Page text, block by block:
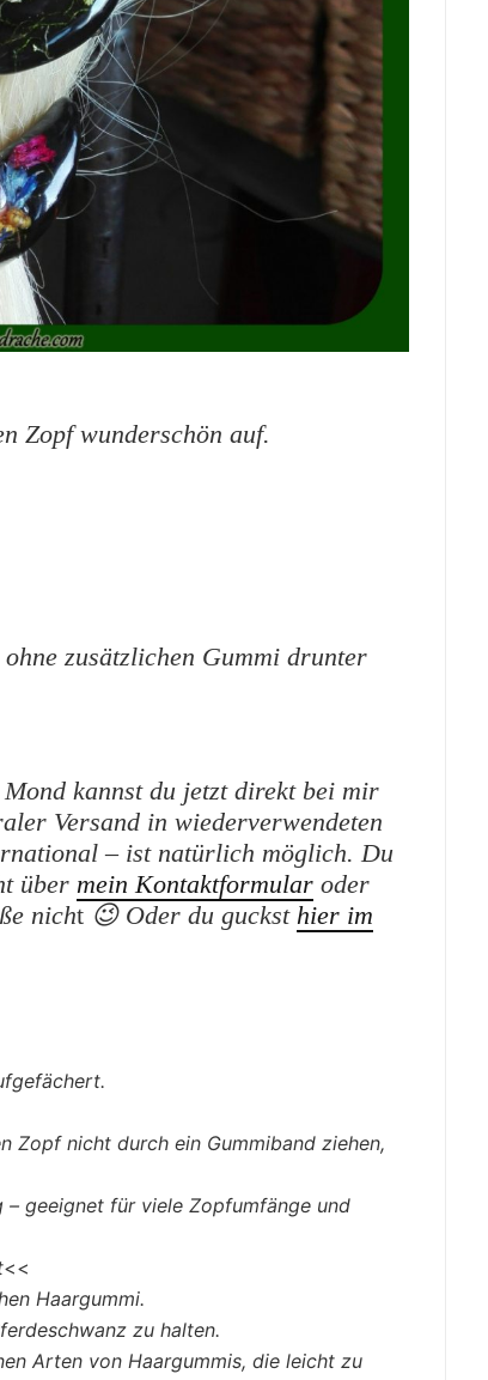
Zopf wunderschön auf.
zusätzlichen Gummi drunter
kannst du jetzt direkt bei mir
Versand in wiederverwendeten
– ist natürlich möglich. Du
über mein Kontaktformular oder
nicht 😉 Oder du guckst hier im
Zopf nicht durch ein Gummiband ziehen,
– geeignet für viele Zopfumfänge und
<<
Haargummi.
zu halten.
Arten von Haargummis, die leicht zu